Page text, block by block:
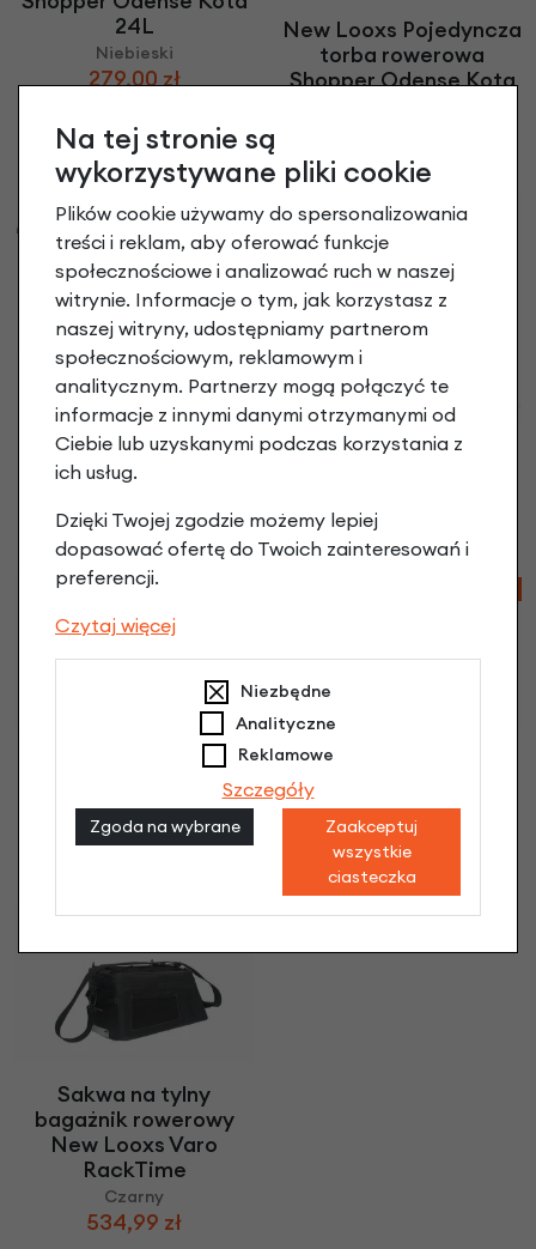
24L
Niebieski
279,00 zł
New Looxs Pojedyncza
torba rowerowa
Shopper Odense Kota
279,00 zł
Pokrowiec
przeciwdeszczowy
New Looxs na sakwę
pojedynczą
30,90 zł
Torba rowerowa New
129,90 zł
Pojedyncza sakwa
rowerowa New Looxs
Camella Tulum 26L
Black
Pojedyncza sakwa
rowerowa New Looxs
Camella Tulum 26L
Grey/Green
239,90 zł
Sakwa na tylny
bagażnik rowerowy
New Looxs Varo
RackTime
Czarny
534,99 zł
Na tej stronie są
wykorzystywane pliki cookie
Plików cookie używamy do spersonalizowania
treści i reklam, aby oferować funkcje
społecznościowe i analizować ruch w naszej
witrynie. Informacje o tym, jak korzystasz z
naszej witryny, udostępniamy partnerom
społecznościowym, reklamowym i
analitycznym. Partnerzy mogą połączyć te
informacje z innymi danymi otrzymanymi od
Ciebie lub uzyskanymi podczas korzystania z
ich usług.
Dzięki Twojej zgodzie możemy lepiej
dopasować ofertę do Twoich zainteresowań i
preferencji.
Czytaj więcej
Niezbędne
Analityczne
Reklamowe
Szczegóły
Zgoda na wybrane
Zaakceptuj
wszystkie
ciasteczka